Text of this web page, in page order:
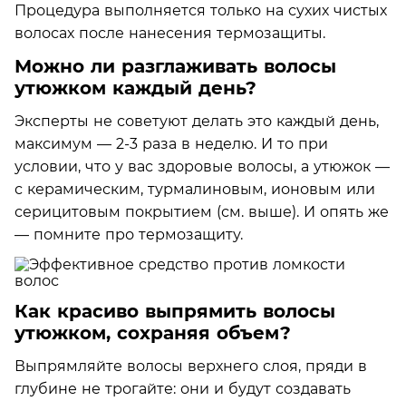
Процедура выполняется только на сухих чистых
волосах после нанесения термозащиты.
Можно ли разглаживать волосы
утюжком каждый день?
Эксперты не советуют делать это каждый день,
максимум — 2-3 раза в неделю. И то при
условии, что у вас здоровые волосы, а утюжок —
с керамическим, турмалиновым, ионовым или
серицитовым покрытием (см. выше). И опять же
— помните про термозащиту.
Как красиво выпрямить волосы
утюжком, сохраняя объем?
Выпрямляйте волосы верхнего слоя, пряди в
глубине не трогайте: они и будут создавать